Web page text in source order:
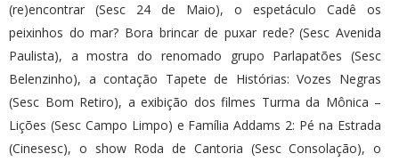
(re)encontrar (Sesc 24 de Maio), o espetáculo Cadê os
peixinhos do mar? Bora brincar de puxar rede? (Sesc Avenida
Paulista), a mostra do renomado grupo Parlapatões (Sesc
Belenzinho), a contação Tapete de Histórias: Vozes Negras
(Sesc Bom Retiro), a exibição dos filmes Turma da Mônica –
Lições (Sesc Campo Limpo) e Família Addams 2: Pé na Estrada
(Cinesesc), o show Roda de Cantoria (Sesc Consolação), o